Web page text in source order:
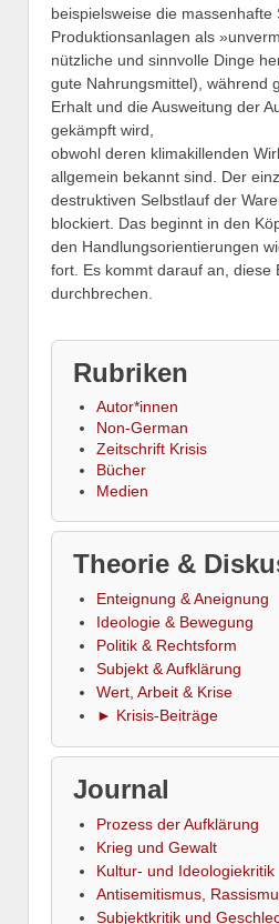
beispielsweise die massenhafte
Produktionsanlagen als
nützliche und sinnvolle Dinge
gute Nahrungsmittel), während
Erhalt und die Ausweitung der
gekämpft wird,
obwohl deren klimakillenden
allgemein bekannt sind. Der
destruktiven Selbstlauf der
blockiert. Das beginnt in den
den Handlungsorientierungen
fort. Es kommt darauf an, diese
durchbrechen.
Rubriken
Autor*innen
Non-German
Zeitschrift Krisis
Bücher
Medien
Theorie &
Enteignung & Aneignung
Ideologie & Bewegung
Politik & Rechtsform
Subjekt & Aufklärung
Wert, Arbeit & Krise
► Krisis-Beiträge
Journal
Prozess der Aufklärung
Krieg und Gewalt
Kultur- und Ideologiekritik
Antisemitismus,
Subjektkritik und